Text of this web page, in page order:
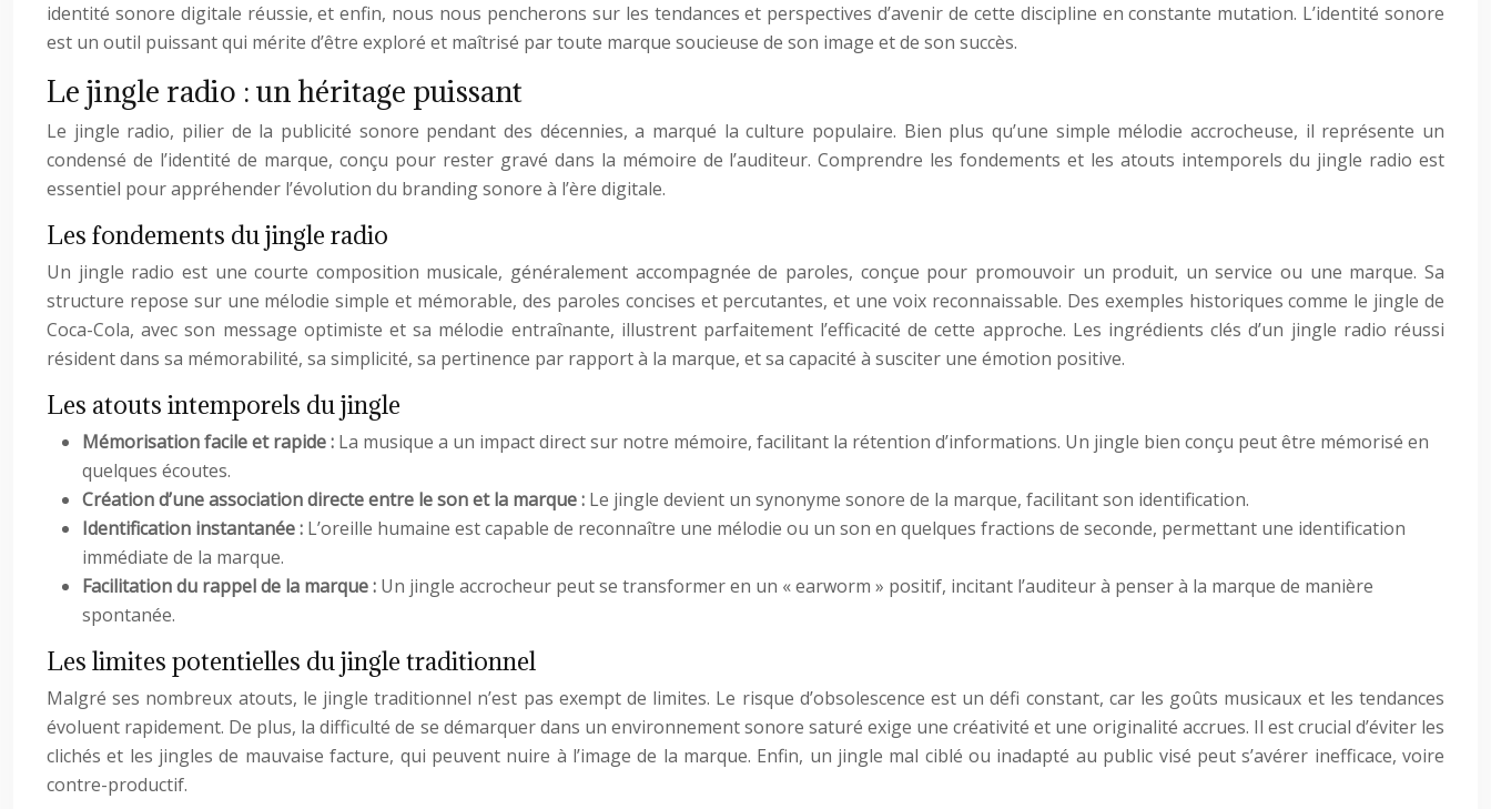
identité sonore digitale réussie, et enfin, nous nous pencherons sur les tendances et perspectives d’avenir de cette discipline en constante mutation. L’identité sonore
est un outil puissant qui mérite d’être exploré et maîtrisé par toute marque soucieuse de son image et de son succès.
Le jingle radio : un héritage puissant
Le jingle radio, pilier de la publicité sonore pendant des décennies, a marqué la culture populaire. Bien plus qu’une simple mélodie accrocheuse, il représente un
condensé de l’identité de marque, conçu pour rester gravé dans la mémoire de l’auditeur. Comprendre les fondements et les atouts intemporels du jingle radio est
essentiel pour appréhender l’évolution du branding sonore à l’ère digitale.
Les fondements du jingle radio
Un jingle radio est une courte composition musicale, généralement accompagnée de paroles, conçue pour promouvoir un produit, un service ou une marque. Sa
structure repose sur une mélodie simple et mémorable, des paroles concises et percutantes, et une voix reconnaissable. Des exemples historiques comme le jingle de
Coca-Cola, avec son message optimiste et sa mélodie entraînante, illustrent parfaitement l’efficacité de cette approche. Les ingrédients clés d’un jingle radio réussi
résident dans sa mémorabilité, sa simplicité, sa pertinence par rapport à la marque, et sa capacité à susciter une émotion positive.
Les atouts intemporels du jingle
Mémorisation facile et rapide : La musique a un impact direct sur notre mémoire, facilitant la rétention d’informations. Un jingle bien conçu peut être mémorisé en
quelques écoutes.
Création d’une association directe entre le son et la marque : Le jingle devient un synonyme sonore de la marque, facilitant son identification.
Identification instantanée : L’oreille humaine est capable de reconnaître une mélodie ou un son en quelques fractions de seconde, permettant une identification
immédiate de la marque.
Facilitation du rappel de la marque : Un jingle accrocheur peut se transformer en un « earworm » positif, incitant l’auditeur à penser à la marque de manière
spontanée.
Les limites potentielles du jingle traditionnel
Malgré ses nombreux atouts, le jingle traditionnel n’est pas exempt de limites. Le risque d’obsolescence est un défi constant, car les goûts musicaux et les tendances
évoluent rapidement. De plus, la difficulté de se démarquer dans un environnement sonore saturé exige une créativité et une originalité accrues. Il est crucial d’éviter les
clichés et les jingles de mauvaise facture, qui peuvent nuire à l’image de la marque. Enfin, un jingle mal ciblé ou inadapté au public visé peut s’avérer inefficace, voire
contre-productif.